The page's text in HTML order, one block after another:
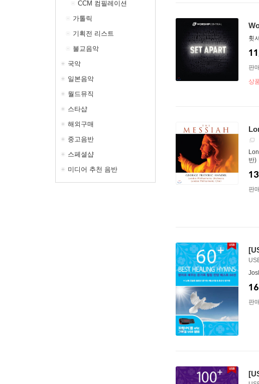
CCM 컴필레이션
가톨릭
기획전 리스트
불교음악
국악
일본음악
월드뮤직
스타샵
해외구매
중고음반
스페셜샵
미디어 추천 음반
휫
판
상
반)
판
판